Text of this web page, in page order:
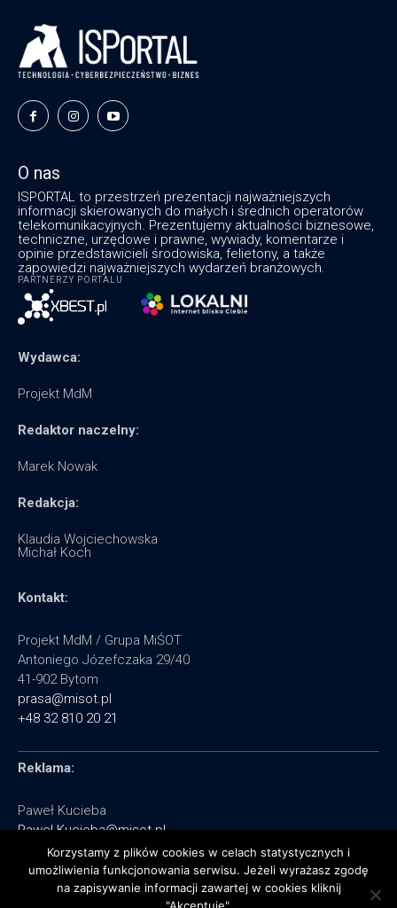
O nas
ISPORTAL to przestrzeń prezentacji najważniejszych
informacji skierowanych do małych i średnich operatorów
telekomunikacyjnych. Prezentujemy aktualności biznesowe,
techniczne, urzędowe i prawne, wywiady, komentarze i
opinie przedstawicieli środowiska, felietony, a także
zapowiedzi najważniejszych wydarzeń branżowych.
PARTNERZY PORTALU
Wydawca:
Projekt MdM
Redaktor naczelny:
Marek Nowak
Redakcja:
Klaudia Wojciechowska
Michał Koch
Kontakt:
Projekt MdM / Grupa MiŚOT
Antoniego Józefczaka 29/40
41-902 Bytom
prasa@misot.pl
+48 32 810 20 21
Reklama:
Paweł Kucieba
Pawel.Kucieba@misot.pl
+48 602 495 064
Korzystamy z plików cookies w celach statystycznych i
umożliwienia funkcjonowania serwisu. Jeżeli wyrażasz zgodę
na zapisywanie informacji zawartej w cookies kliknij